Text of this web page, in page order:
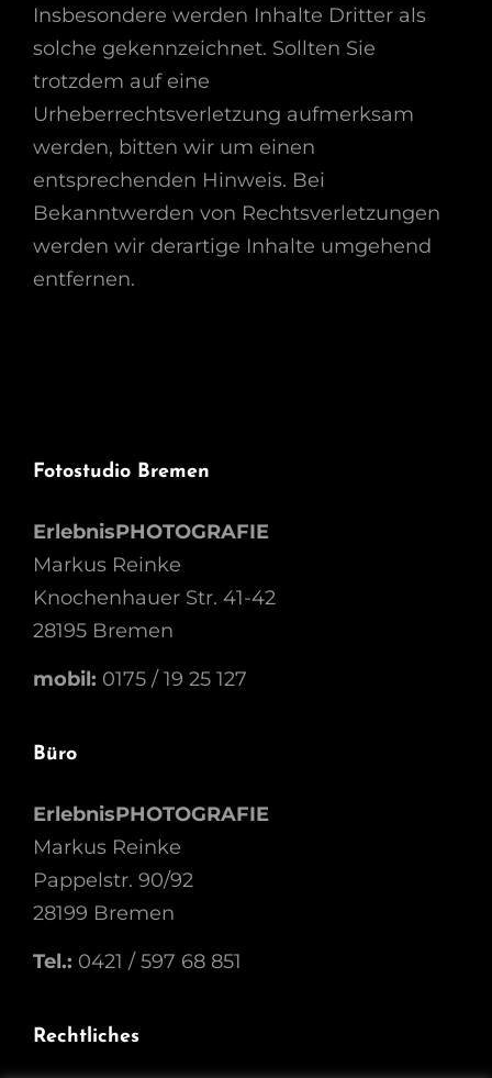
Insbesondere werden Inhalte Dritter als
solche gekennzeichnet. Sollten Sie
trotzdem auf eine
Urheberrechtsverletzung aufmerksam
werden, bitten wir um einen
entsprechenden Hinweis. Bei
Bekanntwerden von Rechtsverletzungen
werden wir derartige Inhalte umgehend
entfernen.
Fotostudio Bremen
ErlebnisPHOTOGRAFIE
Markus Reinke
Knochenhauer Str. 41-42
28195 Bremen
mobil: 0175 / 19 25 127
Büro
ErlebnisPHOTOGRAFIE
Markus Reinke
Pappelstr. 90/92
28199 Bremen
Tel.: 0421 / 597 68 851
Rechtliches